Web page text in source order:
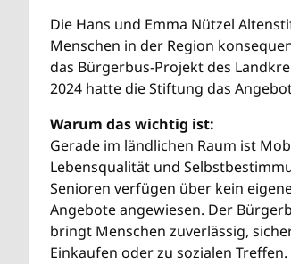
Die Hans und Emma Nützel
Menschen in der Region
das Bürgerbus-Projekt des
2024 hatte die Stiftung das
Warum das wichtig ist:
Gerade im ländlichen Raum ist
Lebensqualität und
Senioren verfügen über kein
Angebote angewiesen. Der
bringt Menschen zuverlässig,
Einkaufen oder zu sozialen Treffen.